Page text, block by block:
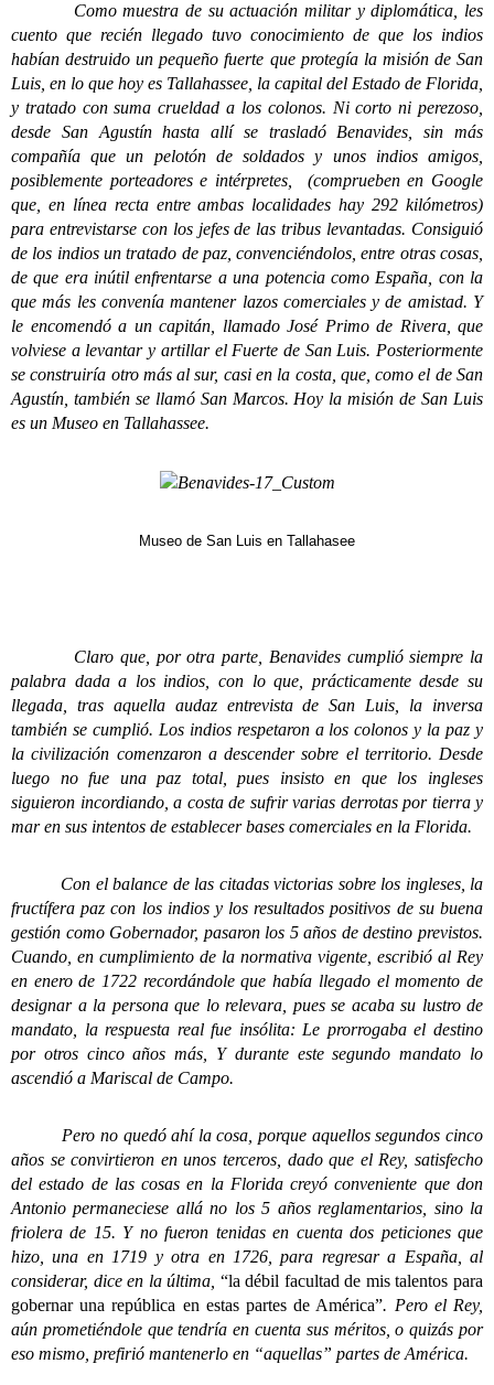
Como muestra de su actuación militar y diplomática, les
cuento que recién llegado tuvo conocimiento de que los indios
habían destruido un pequeño fuerte que protegía la misión de San
Luis, en lo que hoy es Tallahassee, la capital del Estado de Florida,
y tratado con suma crueldad a los colonos. Ni corto ni perezoso,
desde San Agustín hasta allí se trasladó Benavides, sin más
compañía que un pelotón de soldados y unos indios amigos,
posiblemente porteadores e intérpretes, (comprueben en Google
que, en línea recta entre ambas localidades hay 292 kilómetros)
para entrevistarse con los jefes de las tribus levantadas. Consiguió
de los indios un tratado de paz, convenciéndolos, entre otras cosas,
de que era inútil enfrentarse a una potencia como España, con la
que más les convenía mantener lazos comerciales y de amistad. Y
le encomendó a un capitán, llamado José Primo de Rivera, que
volviese a levantar y artillar el Fuerte de San Luis. Posteriormente
se construiría otro más al sur, casi en la costa, que, como el de San
Agustín, también se llamó San Marcos. Hoy la misión de San Luis
es un Museo en Tallahassee.
Museo de San Luis en Tallahasee
Claro que, por otra parte, Benavides cumplió siempre la
palabra dada a los indios, con lo que, prácticamente desde su
llegada, tras aquella audaz entrevista de San Luis, la inversa
también se cumplió. Los indios respetaron a los colonos y la paz y
la civilización comenzaron a descender sobre el territorio. Desde
luego no fue una paz total, pues insisto en que los ingleses
siguieron incordiando, a costa de sufrir varias derrotas por tierra y
mar en sus intentos de establecer bases comerciales en la Florida.
Con el balance de las citadas victorias sobre los ingleses, la
fructífera paz con los indios y los resultados positivos de su buena
gestión como Gobernador, pasaron los 5 años de destino previstos.
Cuando, en cumplimiento de la normativa vigente, escribió al Rey
en enero de 1722 recordándole que había llegado el momento de
designar a la persona que lo relevara, pues se acaba su lustro de
mandato, la respuesta real fue insólita: Le prorrogaba el destino
por otros cinco años más, Y durante este segundo mandato lo
ascendió a Mariscal de Campo.
Pero no quedó ahí la cosa, porque aquellos segundos cinco
años se convirtieron en unos terceros, dado que el Rey, satisfecho
del estado de las cosas en la Florida creyó conveniente que don
Antonio permaneciese allá no los 5 años reglamentarios, sino la
friolera de 15. Y no fueron tenidas en cuenta dos peticiones que
hizo, una en 1719 y otra en 1726, para regresar a España, al
considerar, dice en la última, “la débil facultad de mis talentos para
gobernar una república en estas partes de América”. Pero el Rey,
aún prometiéndole que tendría en cuenta sus méritos, o quizás por
eso mismo, prefirió mantenerlo en “aquellas” partes de América.